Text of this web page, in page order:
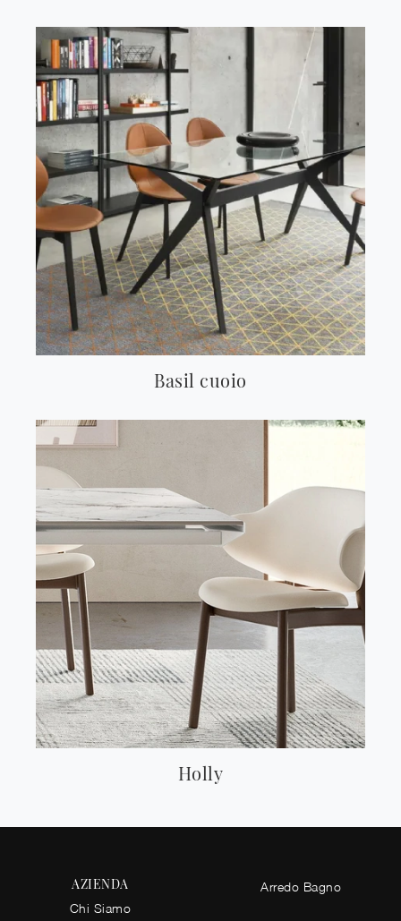
Basil cuoio
Holly
AZIENDA
Chi Siamo
Arredo Bagno